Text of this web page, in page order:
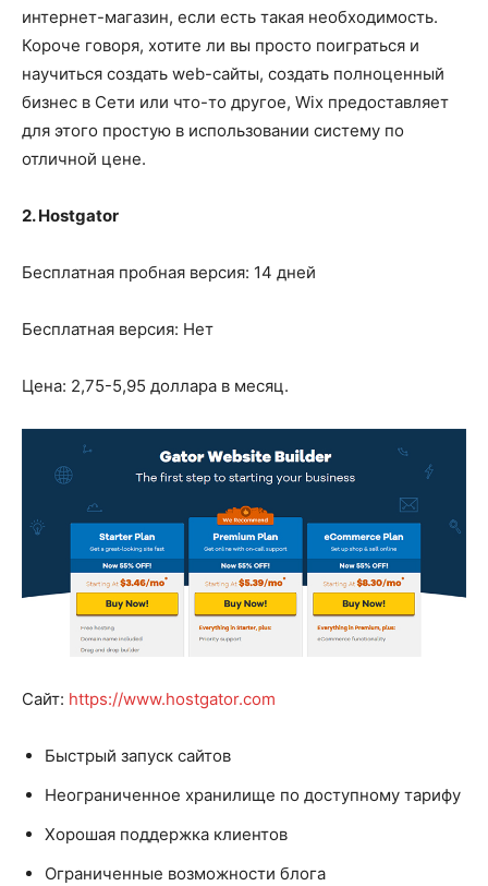
интернет-магазин, если есть такая необходимость.
Короче говоря, хотите ли вы просто поиграться и
научиться создать web-сайты, создать полноценный
бизнес в Сети или что-то другое, Wix предоставляет
для этого простую в использовании систему по
отличной цене.
2. Hostgator
Бесплатная пробная версия: 14 дней
Бесплатная версия: Нет
Цена: 2,75-5,95 доллара в месяц.
Сайт: https://www.hostgator.com
Быстрый запуск сайтов
Неограниченное хранилище по доступному тарифу
Хорошая поддержка клиентов
Ограниченные возможности блога